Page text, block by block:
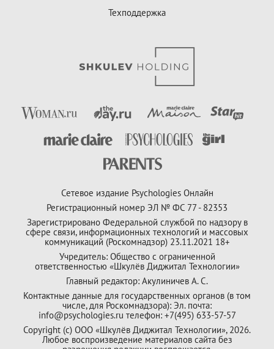
Техподдержка
Сетевое издание Psychologies Онлайн
Регистрационный номер ЭЛ № ФС 77 - 82353
Зарегистрировано Федеральной службой по надзору в
сфере связи, информационных технологий и массовых
коммуникаций (Роскомнадзор) 23.11.2021 18+
Учредитель: Общество с ограниченной
ответственностью «Шкулёв Диджитал Технологии»
Главный редактор: Акулиничев А. С.
Контактные данные для государственных органов (в том
числе, для Роскомнадзора): Эл. почта:
info@psychologies.ru телефон: +7(495) 633-57-57
Copyright (с) ООО «Шкулёв Диджитал Технологии», 2026.
Любое воспроизведение материалов сайта без